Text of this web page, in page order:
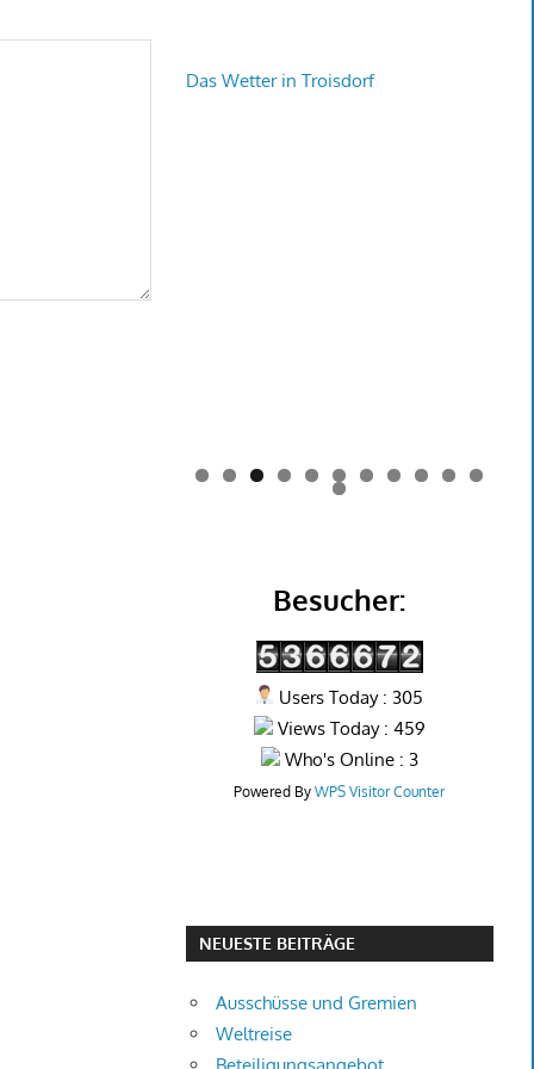
Das Wetter in Troisdorf
0 1
2
Besucher:
Users Today : 305
Views Today : 459
Who's Online : 3
Powered ByWPS Visitor Counter
NEUESTE BEITRÄGE
Ausschüsse und Gremien
Weltreise